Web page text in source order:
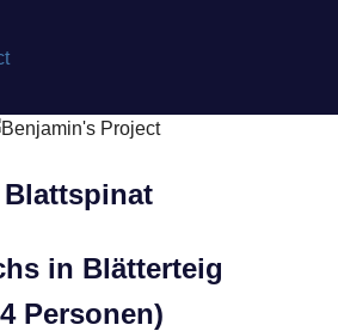
Project
Blattspinat
in Blätterteig
Personen)